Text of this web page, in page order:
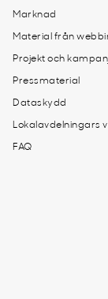
Marknad
Material från
Projekt och
Pressmaterial
Dataskydd
Lokalavdelningars
FAQ